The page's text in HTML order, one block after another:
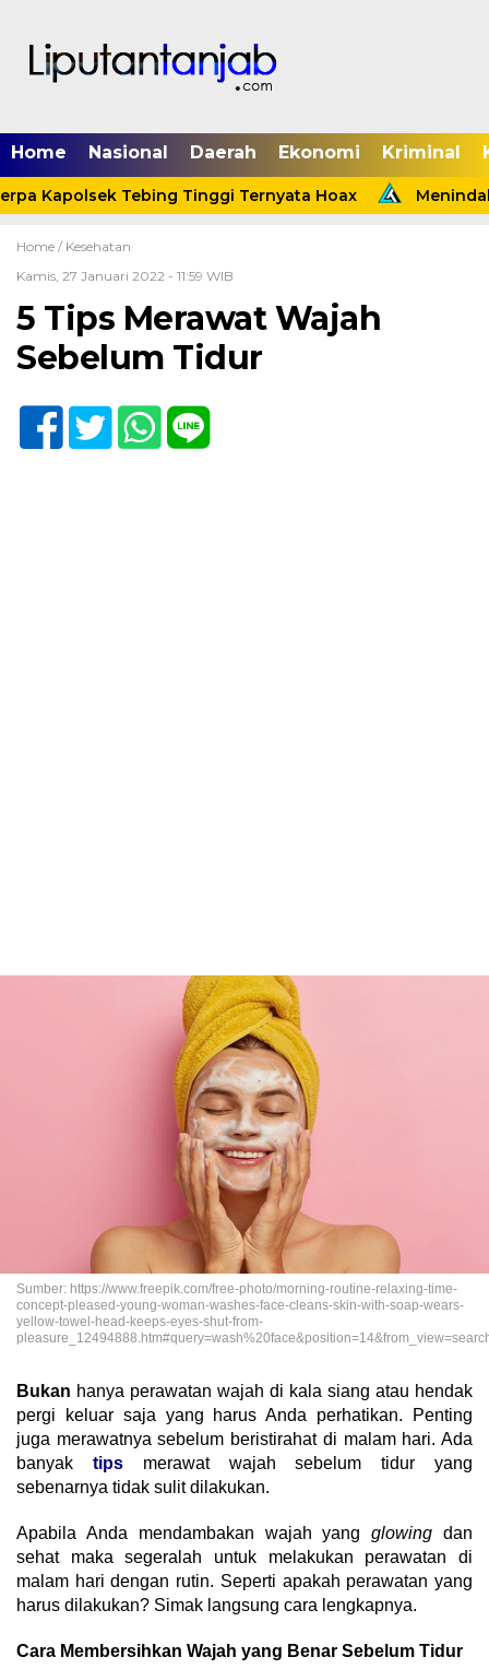
Home Nasional Daerah Ekonomi Kriminal
Kapolsek Tebing Tinggi Ternyata Hoax
Home / Kesehatan
Kamis, 27 Januari 2022 - 11:59 WIB
5 Tips Merawat Wajah
Sebelum Tidur
Sumber: https://www.freepik.com/free-photo/morning-routine-relaxing-time-
concept-pleased-young-woman-washes-face-cleans-skin-with-soap-wears-
yellow-towel-head-keeps-eyes-shut-from-
Bukan hanya perawatan wajah di kala siang atau hendak
pergi keluar saja yang harus Anda perhatikan. Penting
juga merawatnya sebelum beristirahat di malam hari. Ada
banyak tipsmerawat wajah sebelum tidur yang
sebenarnya tidak sulit dilakukan.
Apabila Anda mendambakan wajah yangglowing dan
sehat maka segeralah untuk melakukan perawatan di
malam hari dengan rutin. Seperti apakah perawatan yang
harus dilakukan? Simak langsung cara lengkapnya.
Cara Membersihkan Wajah yang Benar Sebelum Tidur